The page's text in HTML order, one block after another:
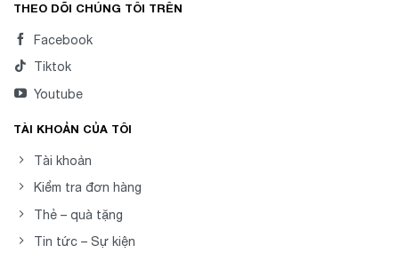
THEO DÕI CHÚNG TÔI TRÊN
Facebook
Tiktok
Youtube
TÀI KHOẢN CỦA TÔI
Tài khoản
Kiểm tra đơn hàng
Thẻ – quà tặng
Tin tức – Sự kiện